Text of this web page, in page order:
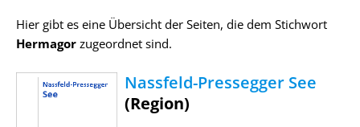
Hier gibt es eine Übersicht der Seiten, die dem Stichwort
Hermagor zugeordnet sind.
Nassfeld-Pressegger See
(Region)